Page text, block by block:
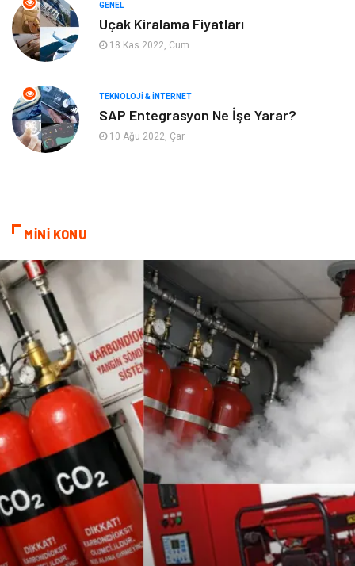
Organizasyon
Astroloji Aksesuar
Mobilya diş sağlığı
Bebek Giyim
Mermer
GENEL
Uçak Kiralama Fiyatları
18 Kas 2022, Cum
TEKNOLOJI & İNTERNET
SAP Entegrasyon Ne İşe Yarar?
10 Ağu 2022, Çar
MİNİ KONU